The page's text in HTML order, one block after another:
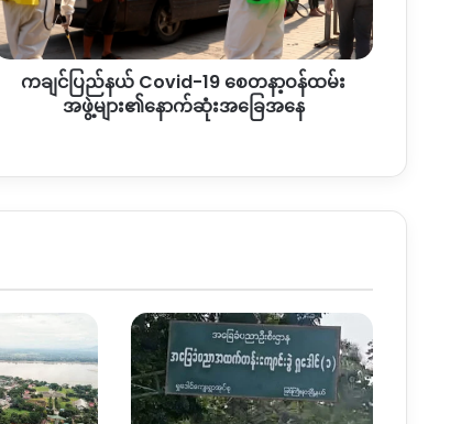
အခြေအနေ
ကချင်ပြည်နယ် Covid-19 စေတနာ့ဝန်ထမ်း
အဖွဲ့များ၏နောက်ဆုံးအခြေအနေ